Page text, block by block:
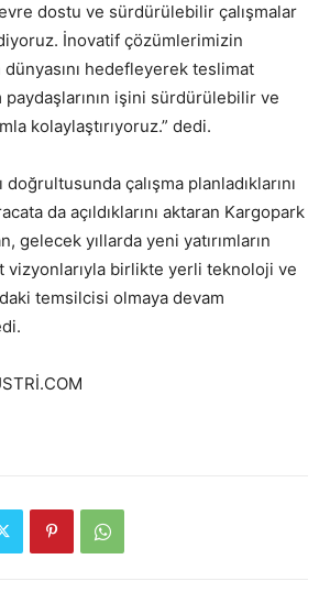
dostu ve sürdürülebilir çalışmalar
İnovatif çözümlerimizin
dünyasını hedefleyerek teslimat
işini sürdürülebilir ve
kolaylaştırıyoruz.” dedi.
doğrultusunda çalışma planladıklarını
da açıldıklarını aktaran Kargopark
gelecek yıllarda yeni yatırımların
vizyonlarıyla birlikte yerli teknoloji ve
temsilcisi olmaya devam